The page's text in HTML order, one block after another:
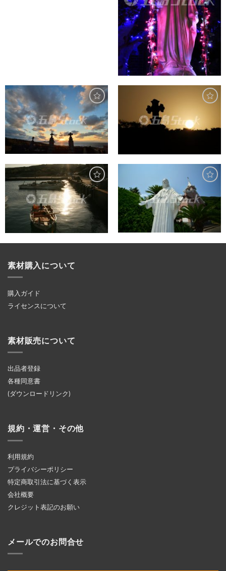
素材購入について
購入ガイド
ライセンスについて
素材販売について
出品者登録
各種同意書
(ダウンロードリンク)
規約・運営・その他
利用規約
プライバシーポリシー
特定商取引法に基づく表示
会社概要
クレジット表記のお願い
メールでのお問合せ